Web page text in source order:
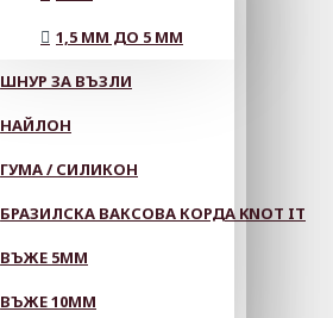
1,5 ММ ДО 5 ММ
ШНУР ЗА ВЪЗЛИ
НАЙЛОН
ГУМА / СИЛИКОН
БРАЗИЛСКА ВАКСОВА КОРДА KNOT IT
ВЪЖЕ 5MM
ВЪЖЕ 10MM